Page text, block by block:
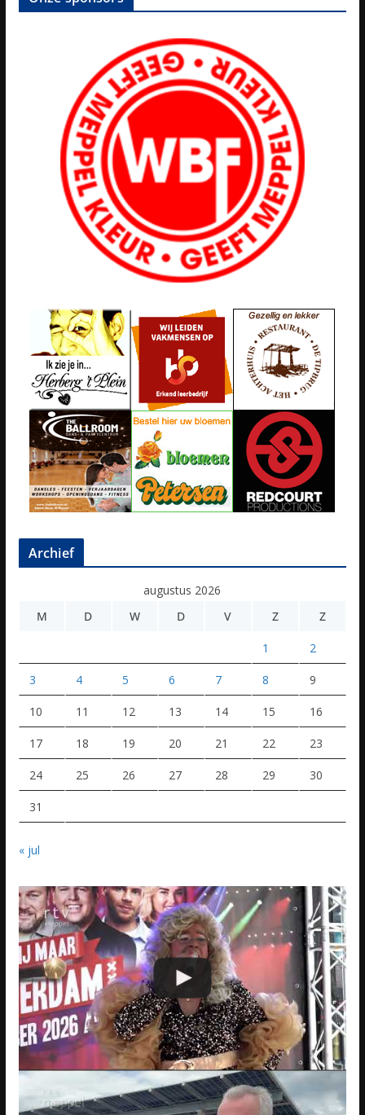
Archief
augustus 2026
M
D W D V Z Z
1 2
3 4 5 6 7 8 9
10 11 12 13 14 15 16
17 18 19 20 21 22 23
24 25 26 27 28 29 30
31
« jul